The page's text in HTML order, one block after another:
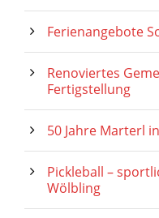
Ferienangebote
Renoviertes
Fertigstellung
50 Jahre Marterl
Pickleball –
Wölbling